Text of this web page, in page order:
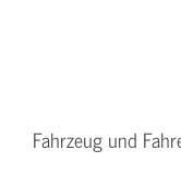
Fahrzeug und